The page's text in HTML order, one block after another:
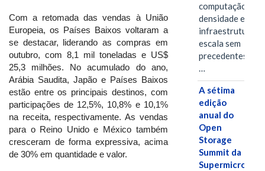
Com a retomada das vendas à União
Europeia, os Países Baixos voltaram a
se destacar, liderando as compras em
outubro, com 8,1 mil toneladas e US$
25,3 milhões. No acumulado do ano,
Arábia Saudita, Japão e Países Baixos
estão entre os principais destinos, com
participações de 12,5%, 10,8% e 10,1%
na receita, respectivamente. As vendas
para o Reino Unido e México também
cresceram de forma expressiva, acima
de 30% em quantidade e valor.
computação de
densidade em
infraestrutura
escala sem
…
A sétima
edição
anual do
Open
Storage
Summit da
Supermicro